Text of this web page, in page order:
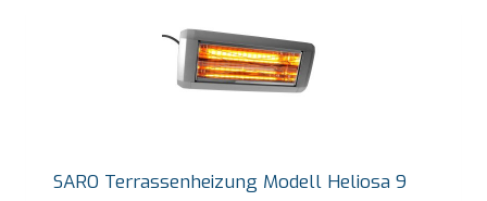
SARO Terrassenheizung Modell Heliosa 9